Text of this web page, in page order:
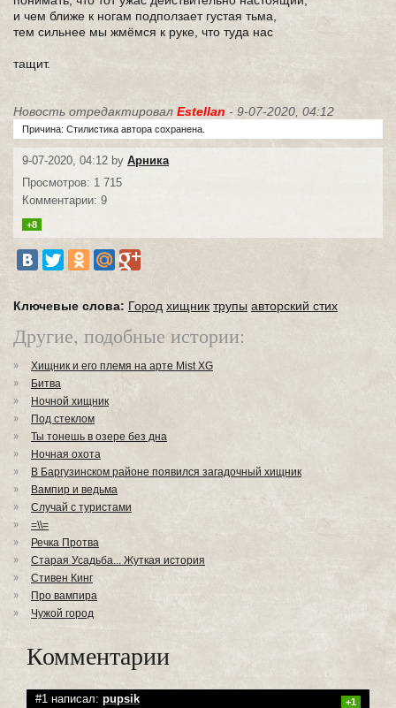
и чем ближе к ногам подползает густая тьма,
тем сильнее мы жмёмся к руке, что туда нас
тащит.
Новость отредактировал Estellan - 9-07-2020, 04:12
Причина: Стилистика автора сохранена.
9-07-2020, 04:12 by Арника
Просмотров: 1 715
Комментарии: 9
+8
Ключевые слова: Город хищник трупы авторский стих
Другие, подобные истории:
Хищник и его племя на арте Mist XG
Битва
Ночной хищник
Под стеклом
Ты тонешь в озере без дна
Ночная охота
В Баргузинском районе появился загадочный хищник
Вампир и ведьма
Случай с туристами
=\\=
Речка Протва
Старая Усадьба... Жуткая история
Стивен Кинг
Про вампира
Чужой город
Комментарии
#1 написал: pupsik +1